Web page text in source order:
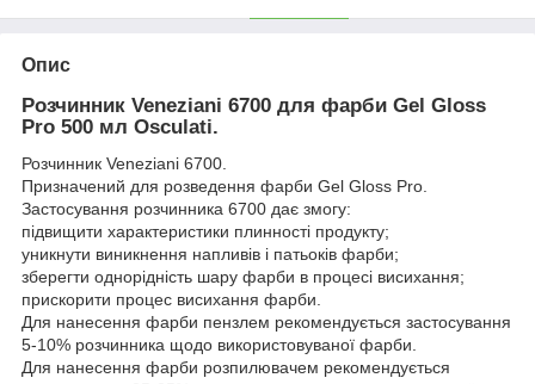
Опис
Розчинник Veneziani 6700 для фарби Gel Gloss
Pro 500 мл Osculati.
Розчинник Veneziani 6700.
Призначений для розведення фарби Gel Gloss Pro.
Застосування розчинника 6700 дає змогу:
підвищити характеристики плинності продукту;
уникнути виникнення напливів і патьоків фарби;
зберегти однорідність шару фарби в процесі висихання;
прискорити процес висихання фарби.
Для нанесення фарби пензлем рекомендується застосування
5-10% розчинника щодо використовуваної фарби.
Для нанесення фарби розпилювачем рекомендується